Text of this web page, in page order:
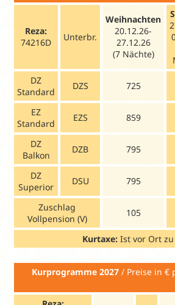
Reza:
74216D
Unterbr.
Weihnachten
20.12.26-
27.12.26
(7 Nächte)
DZ
Standard
DZS 725
EZ
Standard
EZS 859
DZ
Balkon
DZB 795
DZ
Superior
DSU 795
Zuschlag
Vollpension (V)
105
Kurtaxe: Ist vor Ort
Kurprogramme 2027 /